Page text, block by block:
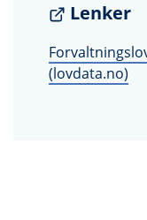
Lenker
(lovdata.no)